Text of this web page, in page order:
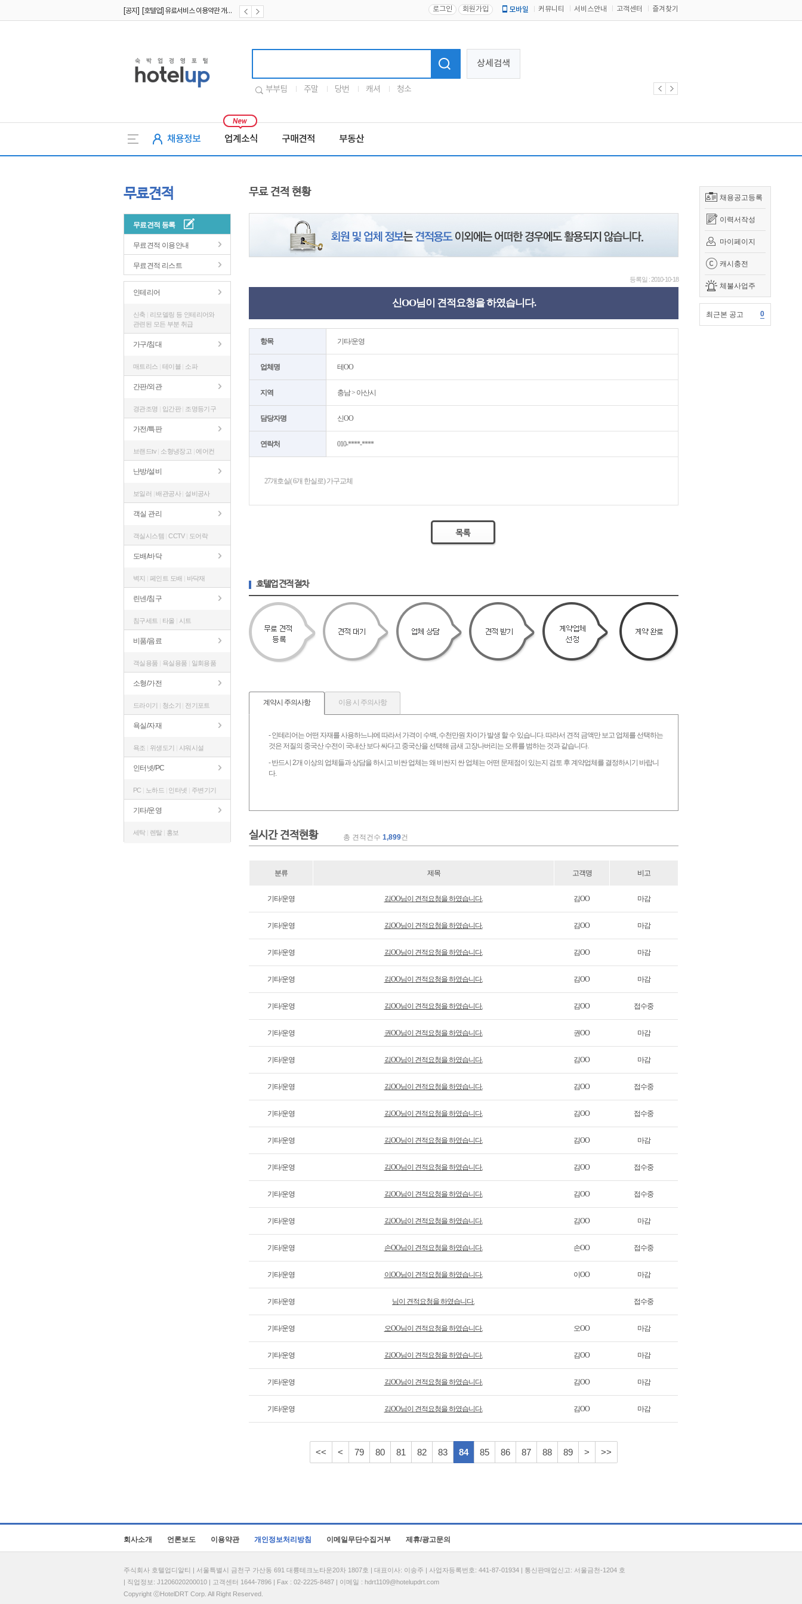
[공지] [호텔업] 유료서비스 이용약관 개정본2 (19.09.02) 로그인 회원가입 모바일 커뮤니티 서비스안내 고객센터 즐겨찾기
상세검색
부부팀 주말 당번 캐셔 청소
채용정보 업계소식 구매견적 부동산
채용공고등록
이력서작성
마이페이지
캐시충전
체불사업주
최근본 공고 0
무료견적
무료견적 등록
무료견적 이용안내
무료견적 리스트
인테리어
신축
리모델링 등 인테리어와
관련된 모든 부분 취급
가구/침대
매트리스 테이블 소파
간판/외관
경관조명 입간판| 조명등기구
가전/특판
브랜드tv 소형냉장고 |에어컨
난방/설비
보일러 |배관공사| 설비공사
객실 관리
객실시스템 |CCTV| 도어락
도배/바닥
벽지 페인트 도배 바닥재
린넨/침구
침구세트 타올 시트
비품/음료
객실용품 욕실용품 일회용품
소형/가전
드라이기 청소기 전기포트
욕실/자재
욕조 위생도기 샤워시설
인터넷/PC
PC 노하드 인터넷 주변기기
기타/운영
세탁| 렌탈| 홍보
무료 견적 현황
등록일 : 2010-10-18
신OO님이 견적요청을 하였습니다.
항목 기타/운영
업체명 테OO
지역 충남 > 아산시
담당자명 신OO
연락처 010-****-****
27개호실( 6개 한실로) 가구교체
호텔업 견적 절차
계약시 주의사항 이용 시 주의사항
- 인테리어는 어떤 자재를 사용하느냐에 따라서 가격이 수백, 수천만원 차이가 발생 할 수 있습니다. 따라서 견적 금액만 보고 업체를 선택하는
것은 저질의 중국산 수전이 국내산 보다 싸다고 중국산을 선택해 금새 고장나버리는 오류를 범하는 것과 같습니다.
- 반드시 2개 이상의 업체들과 상담을 하시고 비싼 업체는 왜 비싼지 싼 업체는 어떤 문제점이 있는지 검토 후 계약업체를 결정하시기 바랍니
다.
실시간 견적현황 총 견적건수 1,899건
분류 제목 고객명 비고
기타/운영 김OO님이 견적요청을 하였습니다. 김OO 마감
기타/운영 김OO님이 견적요청을 하였습니다. 김OO 마감
기타/운영 김OO님이 견적요청을 하였습니다. 김OO 마감
기타/운영 김OO님이 견적요청을 하였습니다. 김OO 마감
기타/운영 김OO님이 견적요청을 하였습니다. 김OO 접수중
기타/운영 권OO님이 견적요청을 하였습니다. 권OO 마감
기타/운영 김OO님이 견적요청을 하였습니다. 김OO 마감
기타/운영 김OO님이 견적요청을 하였습니다. 김OO 접수중
기타/운영 김OO님이 견적요청을 하였습니다. 김OO 접수중
기타/운영 김OO님이 견적요청을 하였습니다. 김OO 마감
기타/운영 김OO님이 견적요청을 하였습니다. 김OO 접수중
기타/운영 김OO님이 견적요청을 하였습니다. 김OO 접수중
기타/운영 김OO님이 견적요청을 하였습니다. 김OO 마감
기타/운영 손OO님이 견적요청을 하였습니다. 손OO 접수중
기타/운영 이OO님이 견적요청을 하였습니다. 이OO 마감
기타/운영 님이 견적요청을 하였습니다. 접수중
기타/운영 오OO님이 견적요청을 하였습니다. 오OO 마감
기타/운영 김OO님이 견적요청을 하였습니다. 김OO 마감
기타/운영 김OO님이 견적요청을 하였습니다. 김OO 마감
기타/운영 김OO님이 견적요청을 하였습니다. 김OO 마감
<< < 79 80 81 82 83 84 85 86 87 88 89 > >>
회사소개 언론보도 이용약관 개인정보처리방침 이메일무단수집거부 제휴/광고문의
주식회사 호텔업디알티 | 서울특별시 금천구 가산동 691 대륭테크노타운20차 1807호 | 대표이사: 이송주 | 사업자등록번호: 441-87-01934 | 통신판매업신고: 서울금천-1204 호
| 직업정보: J1206020200010 | 고객센터 1644-7896 | Fax : 02-2225-8487 | 이메일 : hdrt1109@hotelupdrt.com
Copyright ⓒHotelDRT Corp. All Right Reserved.